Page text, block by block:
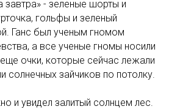
- зеленые шорты и
гольфы и зеленый
Ганс был ученым гномом
а все ученые гномы носили
еще очки, которые сейчас лежали
солнечных зайчиков по потолку.
и увидел залитый солнцем лес.